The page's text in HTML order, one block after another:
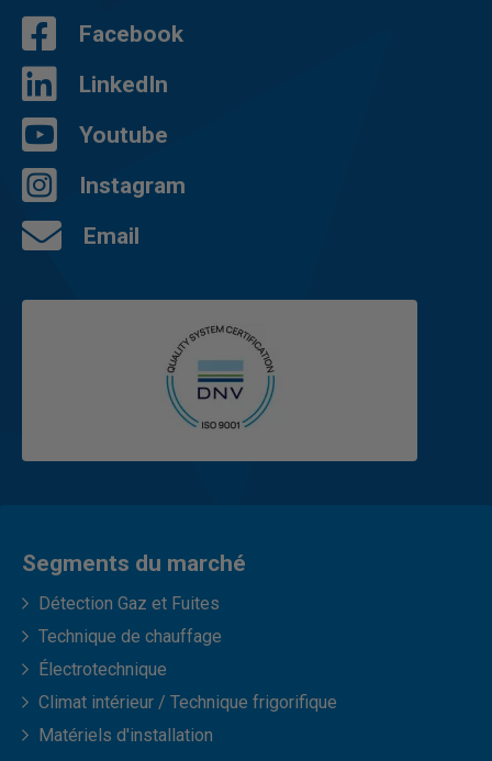
Facebook
LinkedIn
Youtube
Instagram
Email
Segments du marché
Détection Gaz et Fuites
Technique de chauffage
Électrotechnique
Climat intérieur / Technique frigorifique
Matériels d'installation